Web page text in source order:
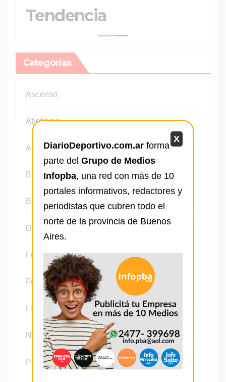
X
DiarioDeportivo.com.ar forma
parte del Grupo de Medios
Infopba, una red con más de 10
portales informativos, redactores y
periodistas que cubren todo el
norte de la provincia de Buenos
Aires.
Tendencia
Categorias
Ascenso
Atletismo
Automovilismo
Básquet
Boxeo
Douglas
Fútbol
Fútbol local
Liga infantil de fútbol
Natación
Pádel